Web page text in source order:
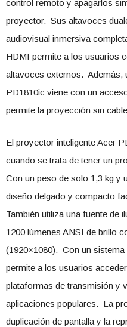
control remoto y apagarlos
proyector. Sus altavoces
audiovisual inmersiva
HDMI permite a los usuarios
altavoces externos. Además,
PD1810ic viene con un
permite la proyección sin
El proyector inteligente Acer
cuando se trata de tener un
Con un peso de solo 1,3 kg y
diseño delgado y compacto
También utiliza una fuente de
1200 lúmenes ANSI de brillo
(1920×1080). Con un
permite a los usuarios
plataformas de transmisión y
aplicaciones populares. La
duplicación de pantalla y la